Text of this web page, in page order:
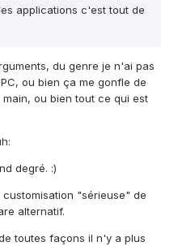
applications c'est tout de
du genre je n'ai pas
ou bien ça me gonfle de
ou bien tout ce qui est
degré. :)
"sérieuse" de
alternatif.
toutes façons il n'y a plus